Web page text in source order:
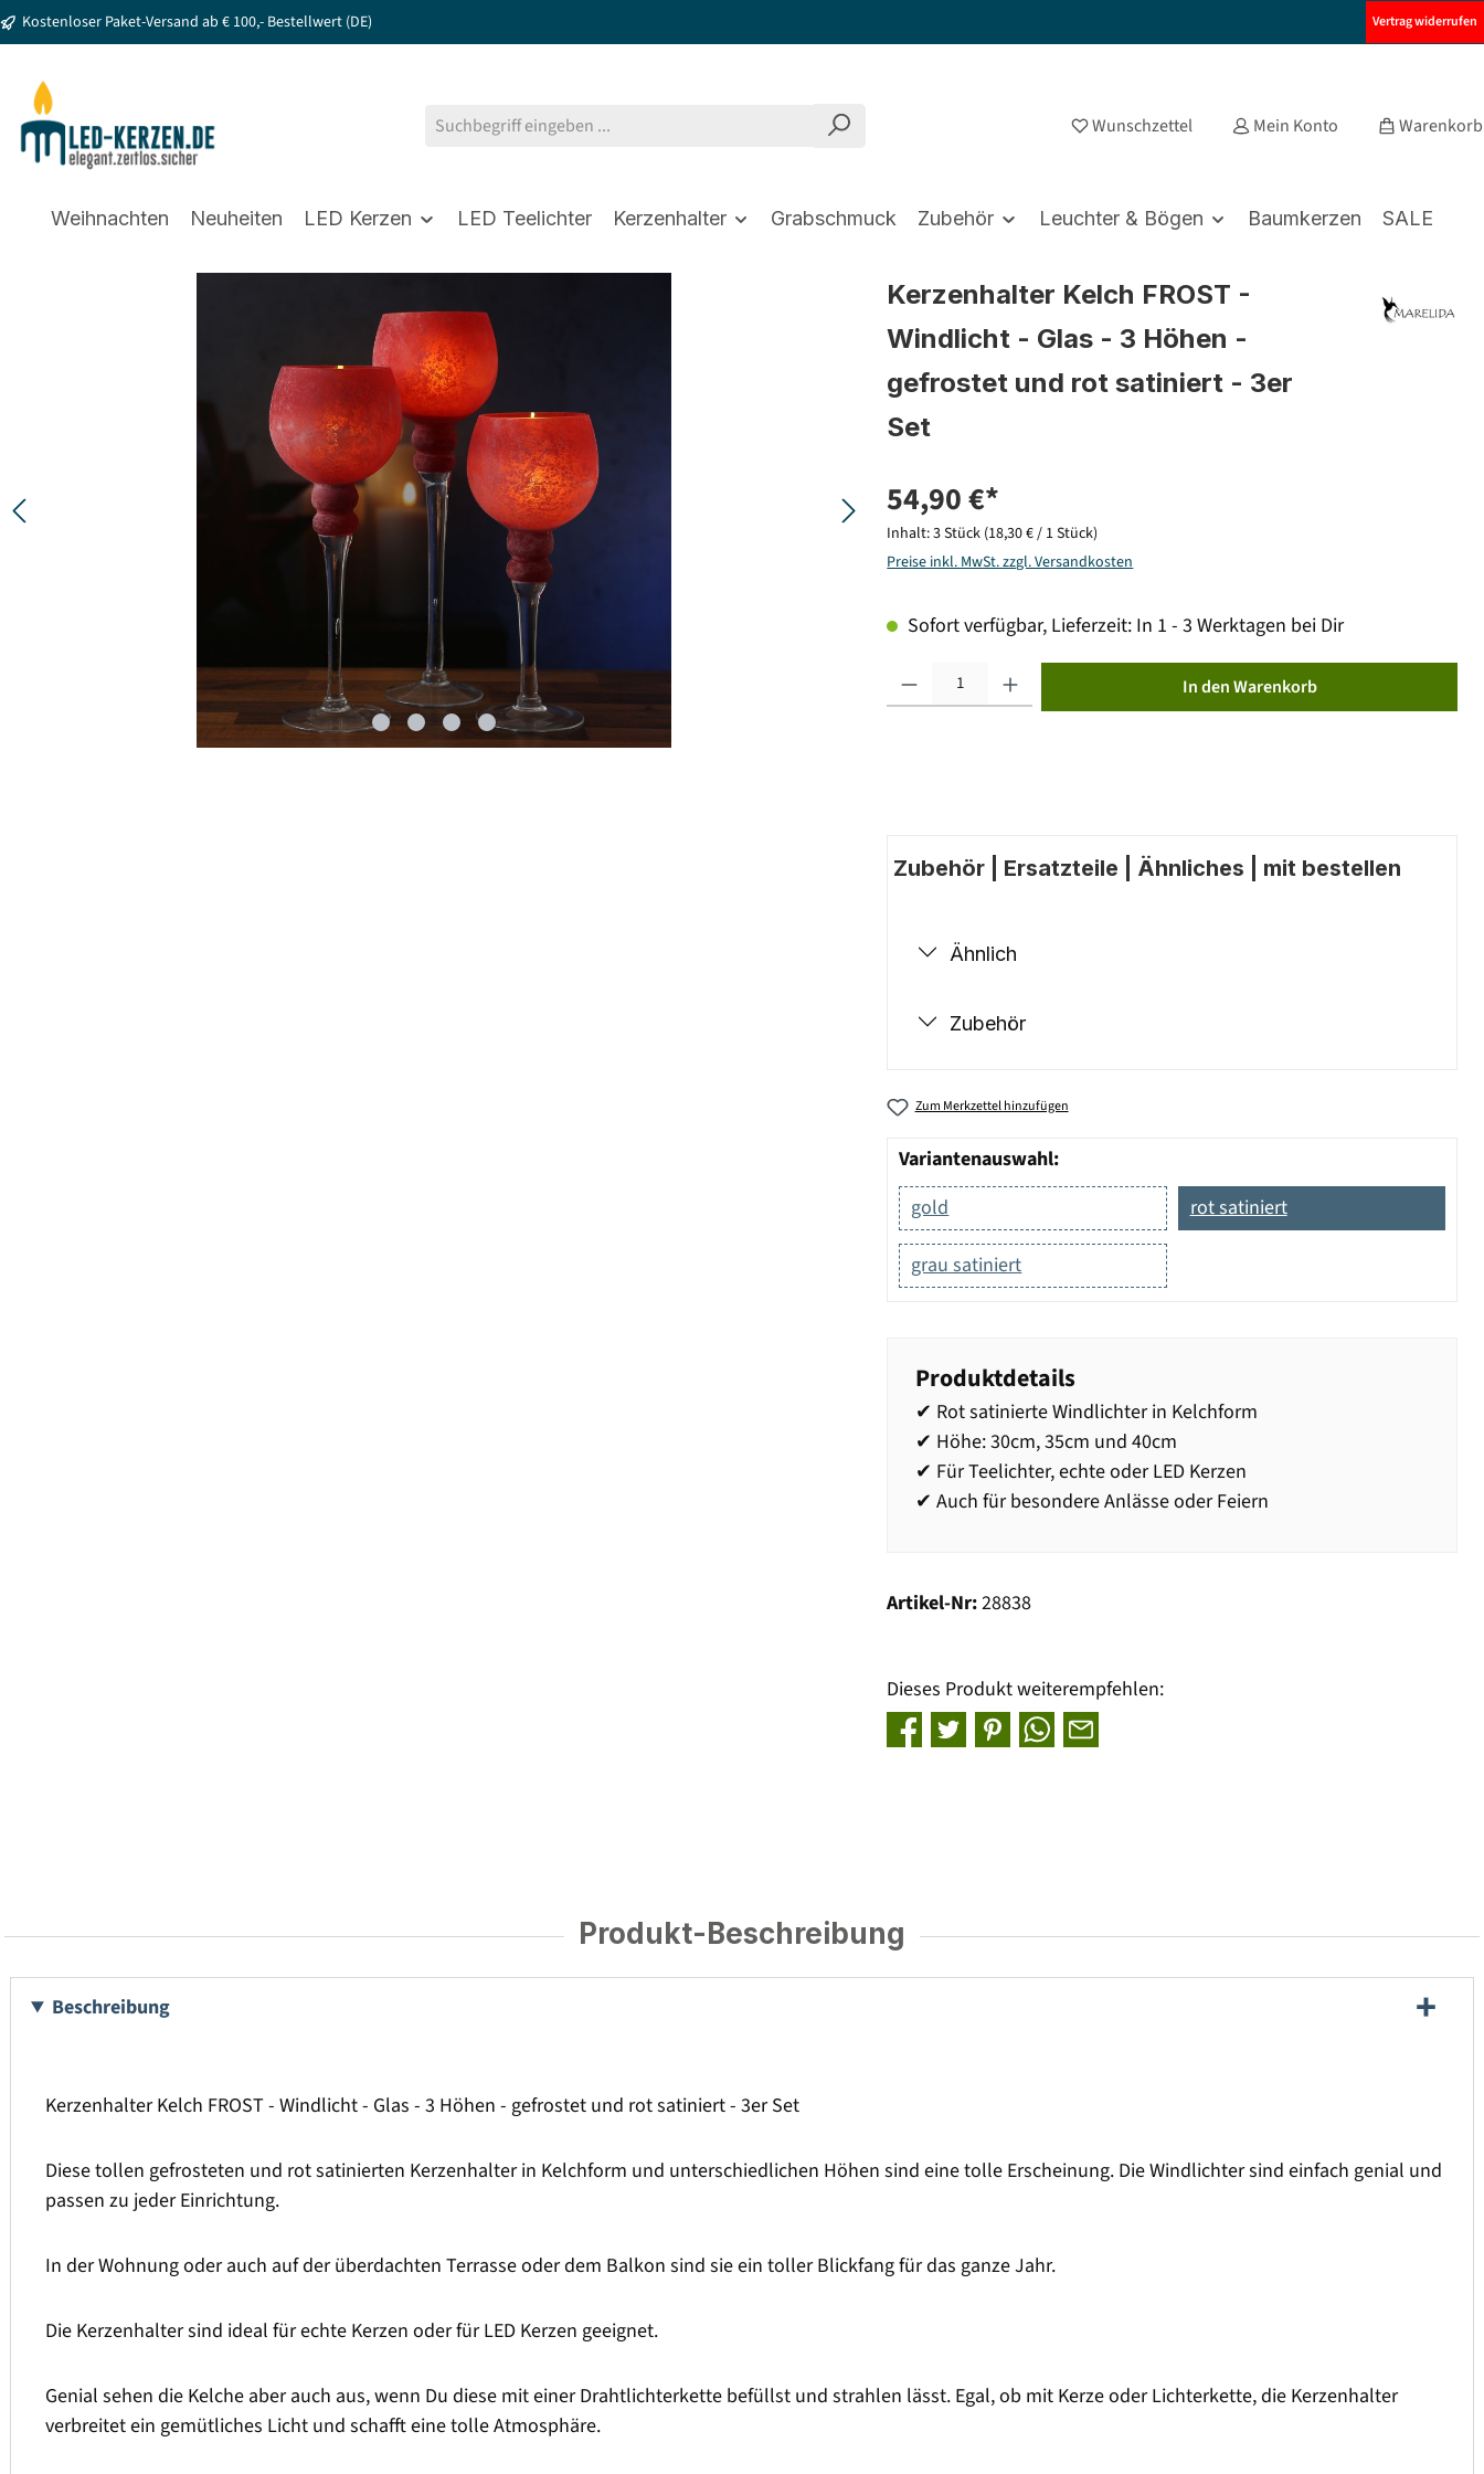
Zur Hauptnavigation springen
Kostenloser Paket-Versand ab € 100,- Bestellwert (DE) Vertrag widerrufen
Wunschzettel Mein Konto Warenkorb
Weihnachten Neuheiten LED Kerzen LED Teelichter Kerzenhalter Grabschmuck Zubehör Leuchter & Bögen Baumkerzen SALE
Kerzenhalter Kelch FROST -
Windlicht - Glas - 3 Höhen -
gefrostet und rot satiniert - 3er
Set
54,90 €*
Inhalt:3 Stück (18,30 € / 1 Stück)
Preise inkl. MwSt. zzgl. Versandkosten
Sofort verfügbar, Lieferzeit: In 1 - 3 Werktagen bei Dir
In den Warenkorb
Zubehör | Ersatzteile | Ähnliches | mit bestellen
Ähnlich
Zubehör
Zum Merkzettel hinzufügen
Variantenauswahl:
gold
rot satiniert
grau satiniert
Produktdetails
✔ Rot satinierte Windlichter in Kelchform
✔ Höhe: 30cm, 35cm und 40cm
✔ Für Teelichter, echte oder LED Kerzen
✔ Auch für besondere Anlässe oder Feiern
Artikel-Nr:28838
Dieses Produkt weiterempfehlen:
Produkt-Beschreibung
Beschreibung
Kerzenhalter Kelch FROST - Windlicht - Glas - 3 Höhen - gefrostet und rot satiniert - 3er Set
Diese tollen gefrosteten und rot satinierten Kerzenhalter in Kelchform und unterschiedlichen Höhen sind eine tolle Erscheinung. Die Windlichter sind einfach genial und
passen zu jeder Einrichtung.
In der Wohnung oder auch auf der überdachten Terrasse oder dem Balkon sind sie ein toller Blickfang für das ganze Jahr.
Die Kerzenhalter sind ideal für echte Kerzen oder für LED Kerzen geeignet.
Genial sehen die Kelche aber auch aus, wenn Du diese mit einer Drahtlichterkette befüllst und strahlen lässt. Egal, ob mit Kerze oder Lichterkette, die Kerzenhalter
verbreitet ein gemütliches Licht und schafft eine tolle Atmosphäre.